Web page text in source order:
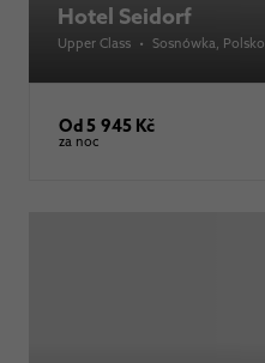
Hotel Seidorf
Upper Class • Sosnówka , Polsko
Od 5 945 Kč
za noc